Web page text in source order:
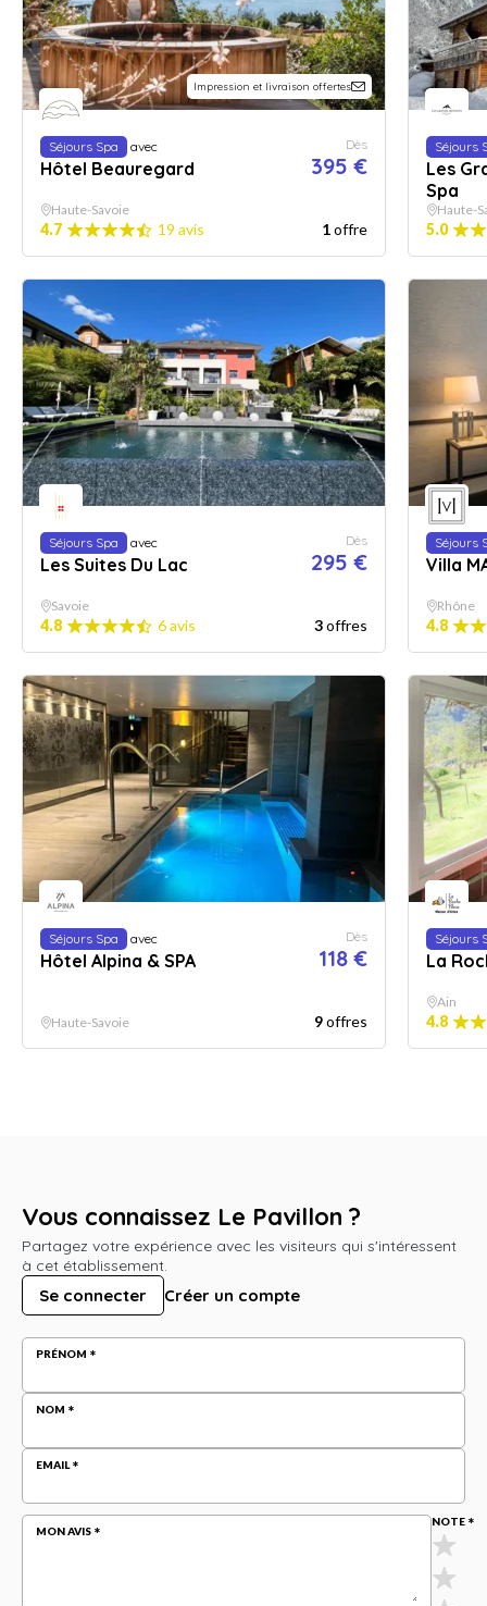
Impression et livraison offertes
Séjours Spa avec
Hôtel Beauregard
Dès
395 €
Haute-Savoie
4.7 19 avis 1offre
Séjours
Les
Spa
Haute-
5.0
Séjours Spa avec
Les Suites Du Lac
Dès
295 €
Savoie
4.8 6 avis 3offres
Séjours
Villa
Rhône
4.8
Séjours Spa avec
Hôtel Alpina & SPA
Dès
118 €
Haute-Savoie 9offres
Séjours
La
Ain
4.8
Vous connaissez Le Pavillon ?
Partagez votre expérience avec les visiteurs qui s'intéressent
à cet établissement.
Se connecter Créer un compte
PRÉNOM
NOM
EMAIL
MON AVIS
NOTE